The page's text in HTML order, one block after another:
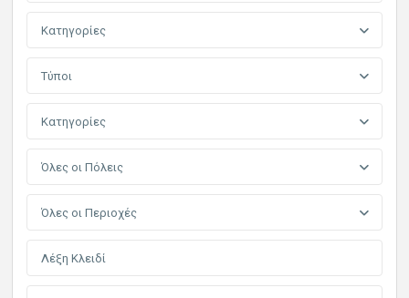
Κατηγορίες
Τύποι
Κατηγορίες
Όλες οι Πόλεις
Όλες οι Περιοχές